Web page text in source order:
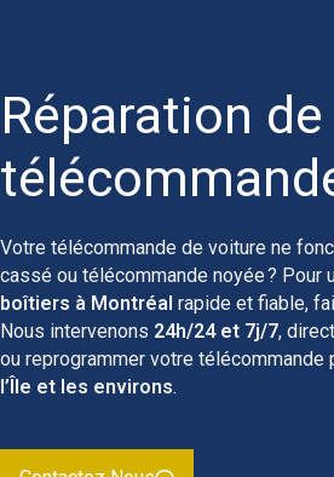
Réparation de
Votre télécommande de voiture ne
cassé ou télécommande noyée ? Pour
boîtiers à Montréal rapide et fiable,
Nous intervenons 24h/24 et 7j/7,
ou reprogrammer votre télécommande
l’Île et les environs.